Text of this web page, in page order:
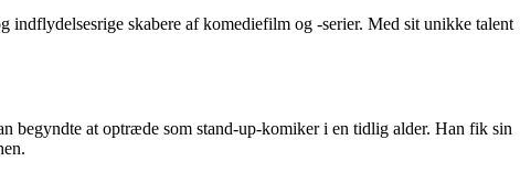
skabere af komediefilm og -serier. Med sit unikke talent
begyndte at optræde som stand-up-komiker i en tidlig alder. Han fik sin